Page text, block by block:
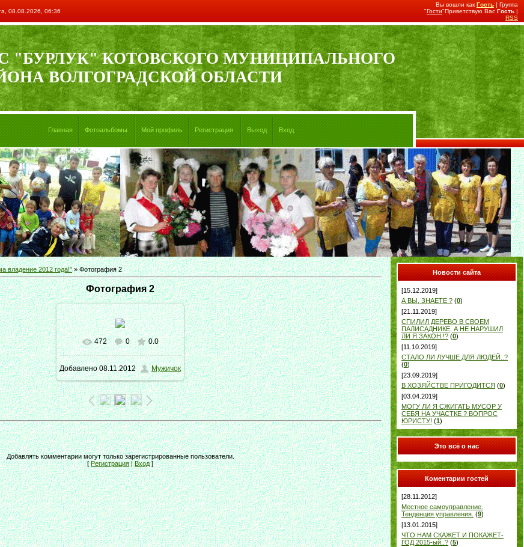
08.08.2026, 06:36
Вы вошли как Гость | Группа
"Гости"Приветствую Вас Гость |
RSS
"БУРЛУК" КОТОВСКОГО МУНИЦИПАЛЬНОГО
ВОЛГОГРАДСКОЙ ОБЛАСТИ
Главная Фотоальбомы Мой профиль Регистрация Выход Вход
владение 2012 года!"» Фотография 2
Фотография 2
В реальном размере
1600x1200/ 178.0Kb
472 0 0.0
Добавлено08.11.2012 Мужичок
Добавлять комментарии могут только зарегистрированные пользователи.
[Регистрация|Вход]
Новости сайта
[15.12.2019]
А ВЫ, ЗНАЕТЕ ? (0)
[21.11.2019]
СПИЛИЛ ДЕРЕВО В СВОЕМ
ПАЛИСАДНИКЕ, А НЕ НАРУШИЛ
ЛИ Я ЗАКОН !? (0)
[11.10.2019]
СТАЛО ЛИ ЛУЧШЕ ДЛЯ ЛЮДЕЙ..?
(0)
[23.09.2019]
В ХОЗЯЙСТВЕ ПРИГОДИТСЯ (0)
[03.04.2019]
МОГУ ЛИ Я СЖИГАТЬ МУСОР У
СЕБЯ НА УЧАСТКЕ ? ВОПРОС
ЮРИСТУ! (1)
Это всё о нас
Коментарии гостей
[28.11.2012]
Местное самоуправление.
Тенденция управления. (9)
[13.01.2015]
ЧТО НАМ СКАЖЕТ И ПОКАЖЕТ-
ГОД 2015-ый..? (5)